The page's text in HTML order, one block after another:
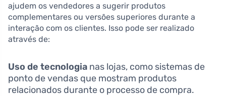
ajudem os vendedores a sugerir produtos
complementares ou versões superiores durante a
interação com os clientes. Isso pode ser realizado
através de:
Uso de tecnologia nas lojas, como sistemas de
ponto de vendas que mostram produtos
relacionados durante o processo de compra.